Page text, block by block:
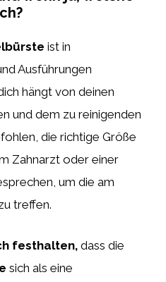
ist in
Ausführungen
hängt von deinen
und dem zu reinigenden
die richtige Größe
Zahnarzt oder einer
um die am
treffen.
festhalten, dass die
sich als eine